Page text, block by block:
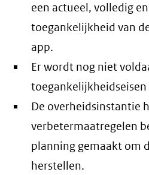
een actueel, volledig
toegankelijkheid van
app.
Er wordt nog niet
De overheidsinstantie
verbetermaatregelen
planning gemaakt om
herstellen.